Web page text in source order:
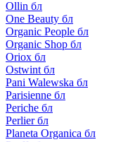
Ollin бл
One Beauty бл
Organic People бл
Organic Shop бл
Oriox бл
Ostwint бл
Pani Walewska бл
Parisienne бл
Periche бл
Perlier бл
Planeta Organica бл